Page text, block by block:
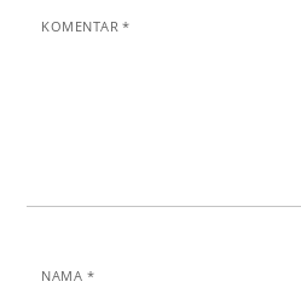
KOMENTAR*
NAMA *